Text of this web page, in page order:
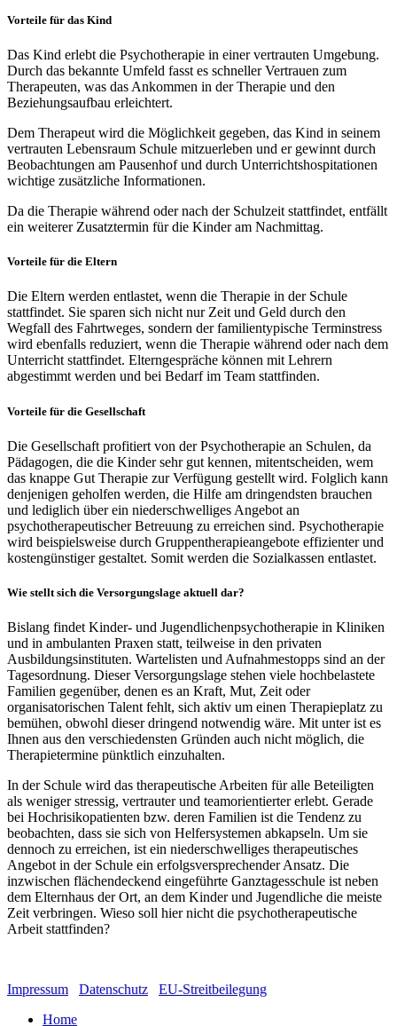
Vorteile für das Kind
Das Kind erlebt die Psychotherapie in einer vertrauten Umgebung.
Durch das bekannte Umfeld fasst es schneller Vertrauen zum
Therapeuten, was das Ankommen in der Therapie und den
Beziehungsaufbau erleichtert.
Dem Therapeut wird die Möglichkeit gegeben, das Kind in seinem
vertrauten Lebensraum Schule mitzuerleben und er gewinnt durch
Beobachtungen am Pausenhof und durch Unterrichtshospitationen
wichtige zusätzliche Informationen.
Da die Therapie während oder nach der Schulzeit stattfindet, entfällt
ein weiterer Zusatztermin für die Kinder am Nachmittag.
Vorteile für die Eltern
Die Eltern werden entlastet, wenn die Therapie in der Schule
stattfindet. Sie sparen sich nicht nur Zeit und Geld durch den
Wegfall des Fahrtweges, sondern der familientypische Terminstress
wird ebenfalls reduziert, wenn die Therapie während oder nach dem
Unterricht stattfindet. Elterngespräche können mit Lehrern
abgestimmt werden und bei Bedarf im Team stattfinden.
Vorteile für die Gesellschaft
Die Gesellschaft profitiert von der Psychotherapie an Schulen, da
Pädagogen, die die Kinder sehr gut kennen, mitentscheiden, wem
das knappe Gut Therapie zur Verfügung gestellt wird. Folglich kann
denjenigen geholfen werden, die Hilfe am dringendsten brauchen
und lediglich über ein niederschwelliges Angebot an
psychotherapeutischer Betreuung zu erreichen sind. Psychotherapie
wird beispielsweise durch Gruppentherapieangebote effizienter und
kostengünstiger gestaltet. Somit werden die Sozialkassen entlastet.
Wie stellt sich die Versorgungslage aktuell dar?
Bislang findet Kinder- und Jugendlichenpsychotherapie in Kliniken
und in ambulanten Praxen statt, teilweise in den privaten
Ausbildungsinstituten. Wartelisten und Aufnahmestopps sind an der
Tagesordnung. Dieser Versorgungslage stehen viele hochbelastete
Familien gegenüber, denen es an Kraft, Mut, Zeit oder
organisatorischen Talent fehlt, sich aktiv um einen Therapieplatz zu
bemühen, obwohl dieser dringend notwendig wäre. Mit unter ist es
Ihnen aus den verschiedensten Gründen auch nicht möglich, die
Therapietermine pünktlich einzuhalten.
In der Schule wird das therapeutische Arbeiten für alle Beteiligten
als weniger stressig, vertrauter und teamorientierter erlebt. Gerade
bei Hochrisikopatienten bzw. deren Familien ist die Tendenz zu
beobachten, dass sie sich von Helfersystemen abkapseln. Um sie
dennoch zu erreichen, ist ein niederschwelliges therapeutisches
Angebot in der Schule ein erfolgsversprechender Ansatz. Die
inzwischen flächendeckend eingeführte Ganztagesschule ist neben
dem Elternhaus der Ort, an dem Kinder und Jugendliche die meiste
Zeit verbringen. Wieso soll hier nicht die psychotherapeutische
Arbeit stattfinden?
Impressum Datenschutz
EU-Streitbeilegung
Home